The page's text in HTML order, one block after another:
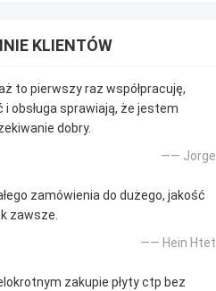
KLIENTÓW
to pierwszy raz współpracuję,
i obsługa sprawiają, że jestem
dobry.
—— Jorge
zamówienia do dużego, jakość
zawsze.
—— Hein Htet
zakupie płyty ctp bez